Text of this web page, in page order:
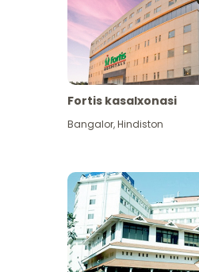
Fortis kasalxonasi
Bangalor,Hindiston